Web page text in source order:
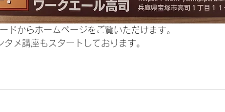
ドからホームページをご覧いただけます。
メ講座もスタートしております。